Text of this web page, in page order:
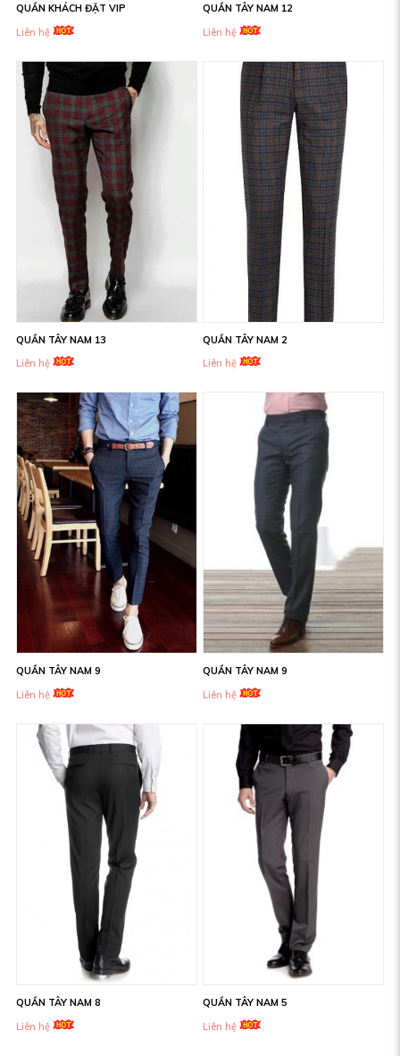
QUẦN KHÁCH ĐẶT VIP
Liên hệ
QUẦN TÂY NAM 12
Liên hệ
QUẦN TÂY NAM 13
Liên hệ
QUẦN TÂY NAM 2
Liên hệ
QUẦN TÂY NAM 9
Liên hệ
QUẦN TÂY NAM 9
Liên hệ
QUẦN TÂY NAM 8
Liên hệ
QUẦN TÂY NAM 5
Liên hệ